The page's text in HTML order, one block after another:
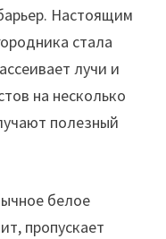
Настоящим
стала
лучи и
на несколько
полезный
белое
пропускает